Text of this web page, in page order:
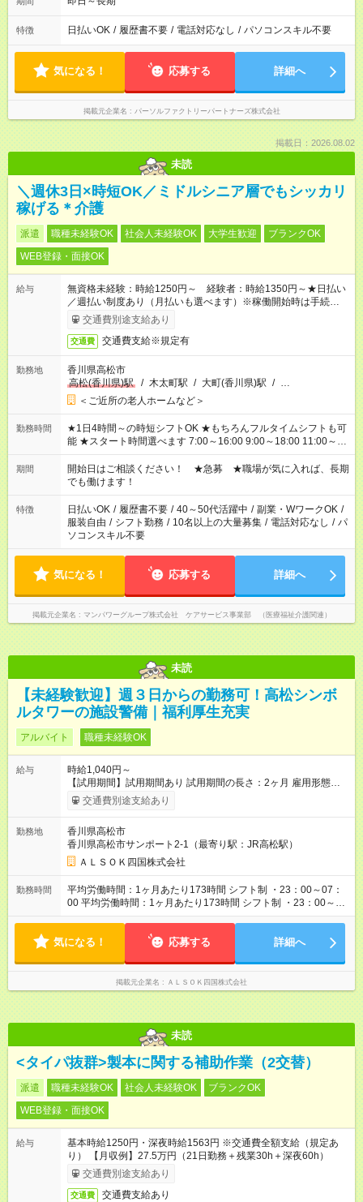
特徴 日払いOK / 履歴書不要 / 電話対応なし / パソコンスキル不要
気になる！ 応募する 詳細へ
掲載元企業名 パーソルファクトリーパートナーズ株式会社
掲載日：2026.08.02
未読
＼週休3日×時短OK／ミドルシニア層でもシッカリ
稼げる＊介護
派遣 職種未経験OK 社会人未経験OK 大学生歓迎
ブランクOK
WEB登録・面接OK
給与
無資格未経験：時給1250円～ 経験者：時給1350円～★日払い
／週払い制度あり（月払いも選べます）※稼働開始時は手続き完
了次第のお支払いとなります。
交通費別途支給あり
交通費 交通費支給※規定有
勤務地
香川県高松市
高松(香川県)駅
/ 木太町駅 / 大町(香川県)駅 / …
＜ご近所の老人ホームなど＞
勤務時間
★1日4時間～の時短シフトOK ★もちろんフルタイムシフトも可
能 ★スタート時間選べます 7:00～16:00 9:00～18:00 11:00～
20:00 など 残業なし！ ※Wワークの場合、他のお仕事と合わせ
週40時間超の就業はご案内できません ※法令に基づき、週20時
間以上勤務は社会保険への加入対象となります ※労働者派遣法
（日雇い派遣の原則禁止）により、短時間・短期間の就業はご
案内が難しい場合があります
期間
開始日はご相談ください！ ★急募 ★職場が気に入れば、長期
でも働けます！
特徴 日払いOK / 履歴書不要 / 40～50代活躍中 / 副業・WワークOK /
服装自由 / シフト勤務 / 10名以上の大量募集 / 電話対応なし / パ
ソコンスキル不要
気になる！ 応募する 詳細へ
掲載元企業名 マンパワーグループ株式会社 ケアサービス事業部 （医療福祉介護関連）
未読
【未経験歓迎】週３日からの勤務可！高松シンボ
ルタワーの施設警備｜福利厚生充実
アルバイト 職種未経験OK
給与
時給1,040円～
【試用期間】試用期間あり 試用期間の長さ：2ヶ月 雇用形態、
給与は本採用時と同じです。
交通費別途支給あり
勤務地
香川県高松市
香川県高松市サンポート2-1（最寄り駅：JR高松駅）
ＡＬＳＯＫ四国株式会社
勤務時間
平均労働時間：1ヶ月あたり173時間 シフト制 ・23：00～07：
00 平均労働時間：1ヶ月あたり173時間 シフト制 ・23：00～
07：00
気になる！ 応募する 詳細へ
掲載元企業名 ＡＬＳＯＫ四国株式会社
未読
<タイパ抜群>製本に関する補助作業（2交替）
派遣 職種未経験OK 社会人未経験OK
ブランクOK
WEB登録・面接OK
給与
基本時給1250円・深夜時給1563円 ※交通費全額支給（規定あ
り） 【月収例】27.5万円（21日勤務＋残業30h＋深夜60h）
交通費別途支給あり
交通費 交通費支給あり